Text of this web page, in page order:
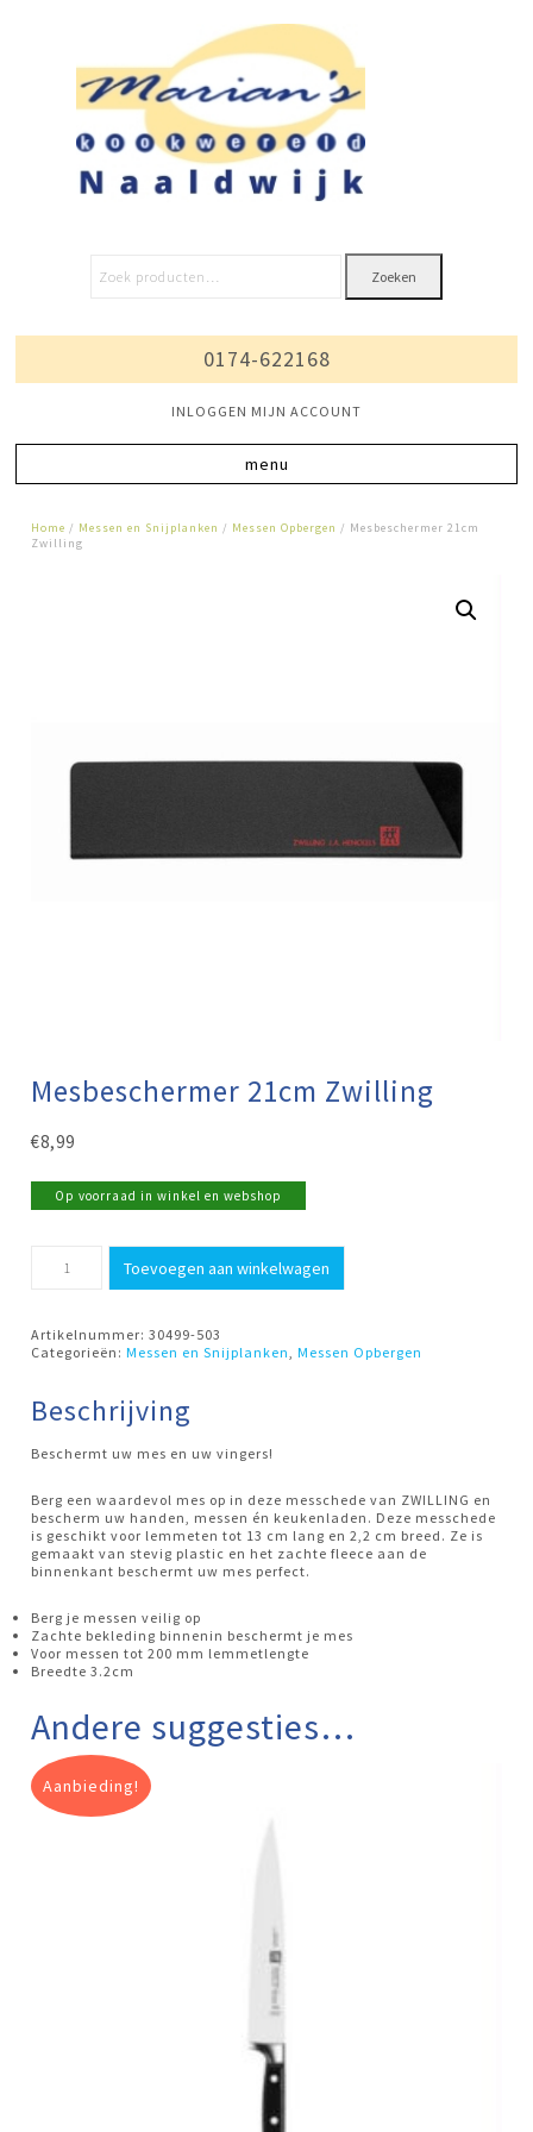
Zoeken
0174-622168
INLOGGEN MIJN ACCOUNT
Home / Messen en Snijplanken / Messen Opbergen / Mesbeschermer 21cm
Zwilling
Mesbeschermer 21cm Zwilling
€8,99
Op voorraad in winkel en webshop
21cm
Toevoegen aan winkelwagen
Artikelnummer:30499-503
Categorieën:Messen en Snijplanken ,Messen Opbergen
Beschrijving
Beschermt uw mes en uw vingers!
Berg een waardevol mes op in deze messchede van ZWILLING en
bescherm uw handen, messen én keukenladen. Deze messchede
is geschikt voor lemmeten tot 13 cm lang en 2,2 cm breed. Ze is
gemaakt van stevig plastic en het zachte fleece aan de
binnenkant beschermt uw mes perfect.
Berg je messen veilig op
Zachte bekleding binnenin beschermt je mes
Voor messen tot 200 mm lemmetlengte
Breedte 3.2cm
Andere suggesties…
Aanbieding!